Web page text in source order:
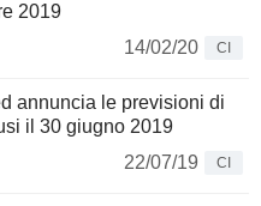
2019
14/02/20
CI
annuncia le previsioni di
il 30 giugno 2019
22/07/19
CI